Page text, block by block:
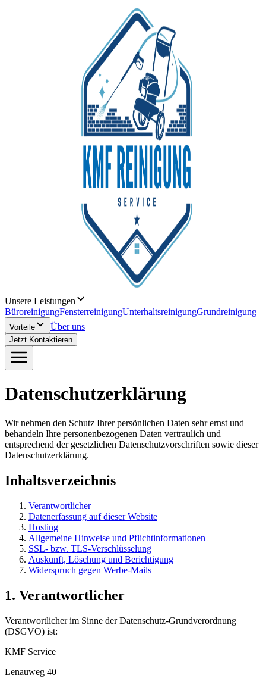
Unsere Leistungen
BüroreinigungFensterreinigungUnterhaltsreinigungGrundreinigung
Vorteile Über uns
Jetzt Kontaktieren
Datenschutzerklärung
Wir nehmen den Schutz Ihrer persönlichen Daten sehr ernst und
behandeln Ihre personenbezogenen Daten vertraulich und
entsprechend der gesetzlichen Datenschutzvorschriften sowie dieser
Datenschutzerklärung.
Inhaltsverzeichnis
Verantwortlicher
Datenerfassung auf dieser Website
Hosting
Allgemeine Hinweise und Pflichtinformationen
SSL- bzw. TLS-Verschlüsselung
Auskunft, Löschung und Berichtigung
Widerspruch gegen Werbe-Mails
1. Verantwortlicher
Verantwortlicher im Sinne der Datenschutz-Grundverordnung
(DSGVO) ist:
KMF Service
Lenauweg 40